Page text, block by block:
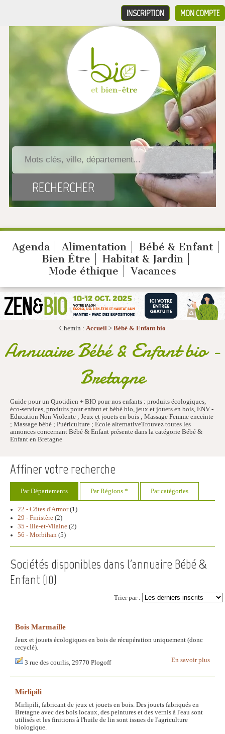
MON COMPTE
INSCRIPTION
Agenda Alimentation
Bébé & Enfant
Bien Être
Habitat & Jardin
Mode éthique
Vacances
Chemin : Accueil > Bébé & Enfant bio
Annuaire Bébé & Enfant bio -
Bretagne
Guide pour un Quotidien + BIO pour nos enfants : produits écologiques,
éco-services, produits pour enfant et bébé bio, jeux et jouets en bois, ENV -
Education Non Violente ; Jeux et jouets en bois ; Massage Femme enceinte
; Massage bébé ; Puériculture ; École alternativeTrouvez toutes les
annonces concernant Bébé & Enfant présente dans la catégorie Bébé &
Enfant en Bretagne
Affiner votre recherche
Par Départements Par Régions * Par catégories
22 - Côtes d'Armor(1)
29 - Finistère (2)
35 - Ille-et-Vilaine (2)
56 - Morbihan (5)
Sociétés disponibles dans l'annuaire Bébé &
Enfant (10)
Trier par :
Bois Marmaille
Jeux et jouets écologiques en bois de récupération uniquement (donc
recyclé).
En savoir plus
3 rue des courlis, 29770 Plogoff
Mirlipili
Mirlipili, fabricant de jeux et jouets en bois. Des jouets fabriqués en
Bretagne avec des bois locaux, des peintures et des vernis à l'eau sont
utilisés et les finitions à l'huile de lin sont issues de l'agriculture
biologique.